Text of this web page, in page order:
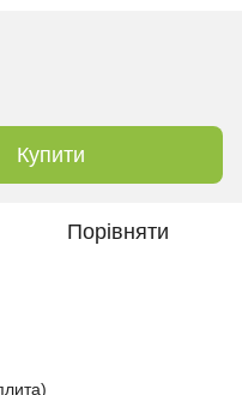
Купити
Порівняти